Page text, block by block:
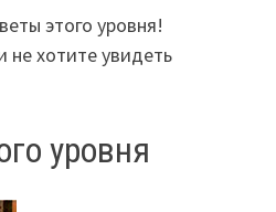
этого уровня!
не хотите увидеть
уровня